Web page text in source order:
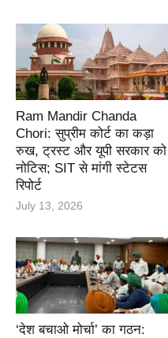
Ram Mandir Chanda
Chori: सुप्रीम कोर्ट का कड़ा
रुख, ट्रस्ट और यूपी सरकार को
नोटिस; SIT से मांगी स्टेटस
रिपोर्ट
July 13, 2026
‘देश बचाओ मोर्चा’ का गठन: